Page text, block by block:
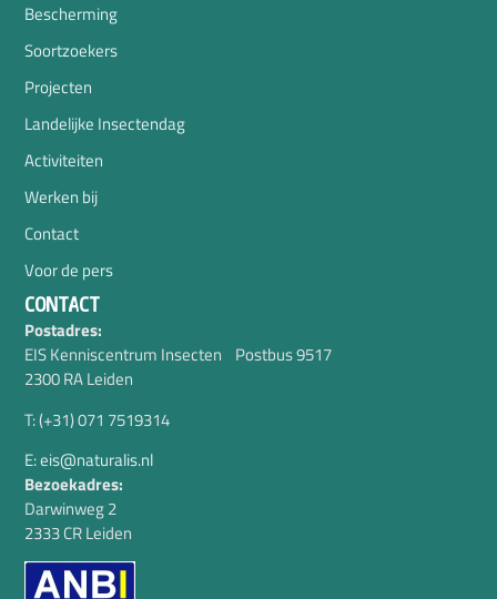
Bescherming
Soortzoekers
Projecten
Landelijke Insectendag
Activiteiten
Werken bij
Contact
Voor de pers
CONTACT
Postadres:
EIS Kenniscentrum Insecten Postbus 9517
2300 RA Leiden
T: (+31) 071 7519314
E: eis@naturalis.nl
Bezoekadres:
Darwinweg 2
2333 CR Leiden